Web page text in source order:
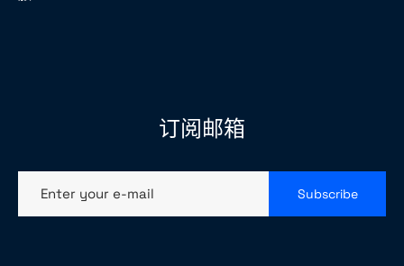
订阅邮箱
Enter your e-mail Subscribe